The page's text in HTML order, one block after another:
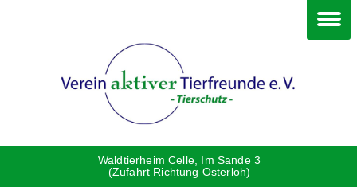
Waldtierheim Celle, Im Sande 3
(Zufahrt Richtung Osterloh)
Katzen
Danke an die Helfer
Vorstand
Satzung